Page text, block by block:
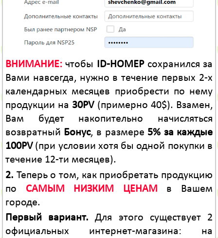
ВНИМАНИЕ:чтобы ID-НОМЕРсохранился за
Вами навсегда, нужно в течение первых 2-х
календарных месяцев приобрести по нему
продукции на 30PV(примерно 40$). Взамен,
Вам будет накопительно начисляться
возвратный Бонус, в размере 5% за каждые
100PV(при условии хотя бы одной покупки в
течение 12-ти месяцев).
2. Теперь о том, как приобретать продукцию
по САМЫМ НИЗКИМ ЦЕНАМ в Вашем
городе.
Первый вариант. Для этого существует 2
официальных интернет-магазина: на